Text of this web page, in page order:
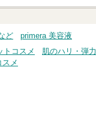
ど
primera 美容液
トコスメ 肌のハリ・弾力
メ